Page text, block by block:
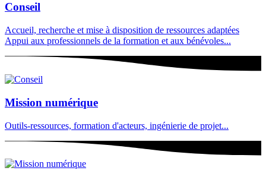
Conseil
Accueil, recherche et mise à disposition de ressources adaptées
Appui aux professionnels de la formation et aux bénévoles...
Mission numérique
Outils-ressources, formation d'acteurs, ingénierie de projet...